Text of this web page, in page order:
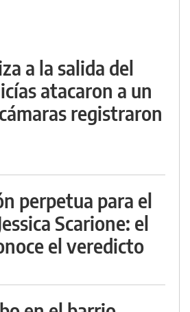
a la salida del
atacaron a un
registraron
perpetua para el
Scarione: el
el veredicto